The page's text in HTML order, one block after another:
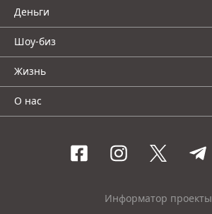
Деньги
Шоу-биз
Жизнь
О нас
Информатор проекты